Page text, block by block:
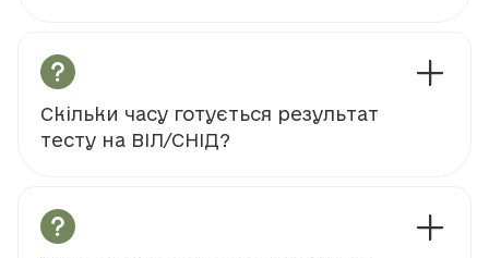
Скільки часу готується результат
тесту на ВІЛ/СНІД?